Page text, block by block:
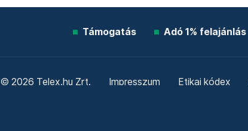
Támogatás Adó 1% felajánlás
© 2026 Telex.hu Zrt. Impresszum Etikai kódex